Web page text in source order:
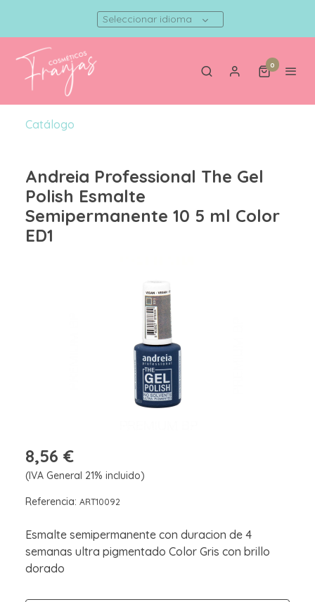
Seleccionar idioma
0
Catálogo
Andreia Professional The Gel
Polish Esmalte
Semipermanente 10 5 ml Color
ED1
8,56 €
(IVA General 21% incluido)
Referencia: ART10092
Esmalte semipermanente con duracion de 4
semanas ultra pigmentado Color Gris con brillo
dorado